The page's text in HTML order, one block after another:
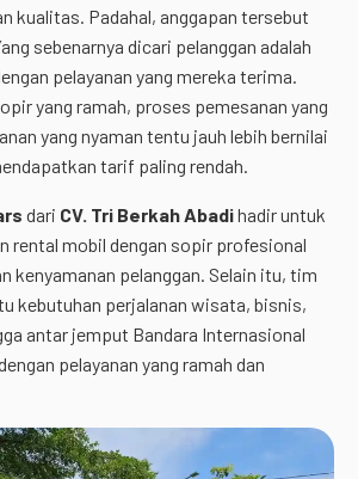
kualitas. Padahal, anggapan tersebut
sebenarnya dicari pelanggan adalah
pelayanan yang mereka terima.
yang ramah, proses pemesanan yang
yang nyaman tentu jauh lebih bernilai
tarif paling rendah.
dari CV. Tri Berkah Abadihadir untuk
rental mobil dengan sopir profesional
kenyamanan pelanggan. Selain itu, tim
kebutuhan perjalanan wisata, bisnis,
antar jemput Bandara Internasional
pelayanan yang ramah dan